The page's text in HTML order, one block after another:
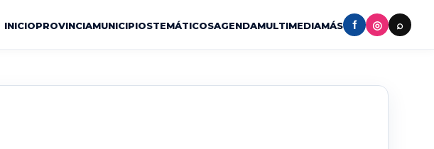
INICIOPROVINCIAMUNICIPIOSTEMÁTICOSAGENDAMULTIMEDIAMÁS f ◎ ⌕